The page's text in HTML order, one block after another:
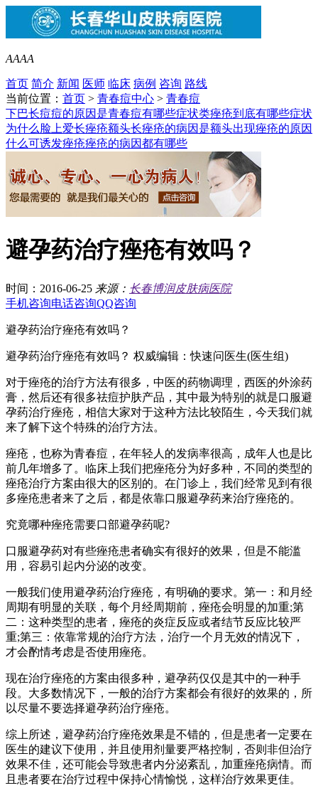
AAAA
首页 简介 新闻 医师 临床 病例 咨询 路线
当前位置： 首页 > 青春痘中心 > 青春痘
下巴长痘痘的原因是青春痘有哪些症状类痤疮到底有哪些症状
为什么脸上爱长痤疮额头长痤疮的病因是额头出现痤疮的原因
什么可诱发痤疮痤疮的病因都有哪些
避孕药治疗痤疮有效吗？
时间：2016-06-25 来源： 长春博润皮肤病医院
手机咨询电话咨询QQ咨询
避孕药治疗痤疮有效吗？
避孕药治疗痤疮有效吗？ 权威编辑：快速问医生(医生组)
对于痤疮的治疗方法有很多，中医的药物调理，西医的外涂药
膏，然后还有很多祛痘护肤产品，其中最为特别的就是口服避
孕药治疗痤疮，相信大家对于这种方法比较陌生，今天我们就
来了解下这个特殊的治疗方法。
痤疮，也称为青春痘，在年轻人的发病率很高，成年人也是比
前几年增多了。临床上我们把痤疮分为好多种，不同的类型的
痤疮治疗方案由很大的区别的。在门诊上，我们经常见到有很
多痤疮患者来了之后，都是依靠口服避孕药来治疗痤疮的。
究竟哪种痤疮需要口部避孕药呢?
口服避孕药对有些痤疮患者确实有很好的效果，但是不能滥
用，容易引起内分泌的改变。
一般我们使用避孕药治疗痤疮，有明确的要求。第一：和月经
周期有明显的关联，每个月经周期前，痤疮会明显的加重;第
二：这种类型的患者，痤疮的炎症反应或者结节反应比较严
重;第三：依靠常规的治疗方法，治疗一个月无效的情况下，
才会酌情考虑是否使用痤疮。
现在治疗痤疮的方案由很多种，避孕药仅仅是其中的一种手
段。大多数情况下，一般的治疗方案都会有很好的效果的，所
以尽量不要选择避孕药治疗痤疮。
综上所述，避孕药治疗痤疮效果是不错的，但是患者一定要在
医生的建议下使用，并且使用剂量要严格控制，否则非但治疗
效果不佳，还可能会导致患者内分泌紊乱，加重痤疮病情。而
且患者要在治疗过程中保持心情愉悦，这样治疗效果更佳。